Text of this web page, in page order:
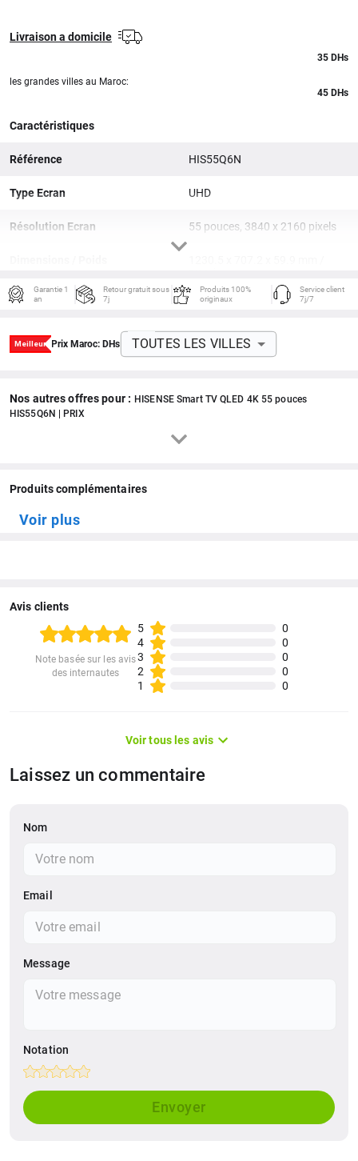
Livraison a domicile
35 DHs
les grandes villes au Maroc:
45 DHs
Caractéristiques
Référence HIS55Q6N
Type Ecran UHD
Résolution Ecran 55 pouces, 3840 x 2160 pixels
Processeur Processeur Crystal 4K
Connectiques 3x HDMI, USB
Garantie 1
an
Retour gratuit sous
7j
Produits 100%
originaux
Service client
7j/7
Prix Maroc: DHs TOUTES LES VILLES
Nos autres offres pour : HISENSE Smart TV QLED 4K 55 pouces
HIS55Q6N | PRIX
Produits complémentaires
Voir plus
Avis clients
Note basée sur les avis
des internautes
5
0
4
0
3
0
2
0
1
0
Voir tous les avis
Laissez un commentaire
Nom
Email
Message
Notation
1 Star
2 Stars
3 Stars
4 Stars
5 Stars
Empty
Envoyer